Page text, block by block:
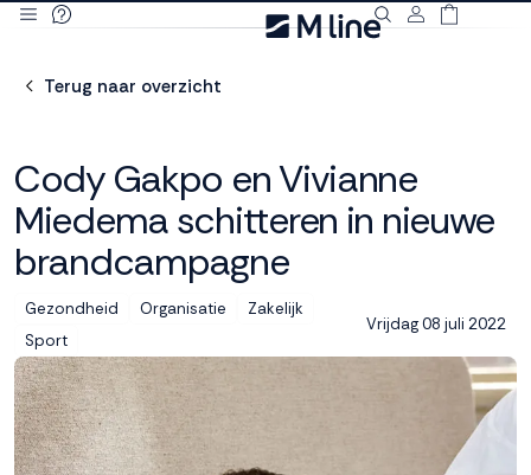
gebruikt
M line plaatst
functionele,
analytische en
marketing cookies.
Dankzij functionele
cookies werkt de
website goed, terwijl
de analytische
cookies ons helpen
om de website te
Terug naar overzicht
Cody Gakpo en Vivianne
Miedema schitteren in nieuwe
brandcampagne
Gezondheid Organisatie
Zakelijk
Sport
Vrijdag 08 juli 2022